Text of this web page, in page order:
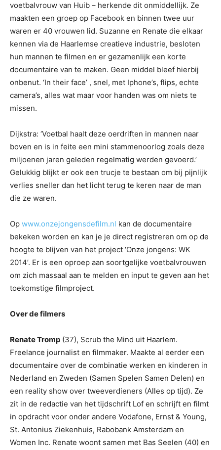
voetbalvrouw van Huib – herkende dit onmiddellijk. Ze
maakten een groep op Facebook en binnen twee uur
waren er 40 vrouwen lid. Suzanne en Renate die elkaar
kennen via de Haarlemse creatieve industrie, besloten
hun mannen te filmen en er gezamenlijk een korte
documentaire van te maken. Geen middel bleef hierbij
onbenut. ‘In their face’ , snel, met Iphone’s, flips, echte
camera’s, alles wat maar voor handen was om niets te
missen.
Dijkstra: ‘Voetbal haalt deze oerdriften in mannen naar
boven en is in feite een mini stammenoorlog zoals deze
miljoenen jaren geleden regelmatig werden gevoerd.’
Gelukkig blijkt er ook een trucje te bestaan om bij pijnlijk
verlies sneller dan het licht terug te keren naar de man
die ze waren.
Op www.onzejongensdefilm.nl kan de documentaire
bekeken worden en kan je je direct registreren om op de
hoogte te blijven van het project ‘Onze jongens: WK
2014’. Er is een oproep aan soortgelijke voetbalvrouwen
om zich massaal aan te melden en input te geven aan het
toekomstige filmproject.
Over de filmers
Renate Tromp (37), Scrub the Mind uit Haarlem.
Freelance journalist en filmmaker. Maakte al eerder een
documentaire over de combinatie werken en kinderen in
Nederland en Zweden (Samen Spelen Samen Delen) en
een reality show over tweeverdieners (Alles op tijd). Ze
zit in de redactie van het tijdschrift Lof en schrijft en filmt
in opdracht voor onder andere Vodafone, Ernst & Young,
St. Antonius Ziekenhuis, Rabobank Amsterdam en
Women Inc. Renate woont samen met Bas Seelen (40) en